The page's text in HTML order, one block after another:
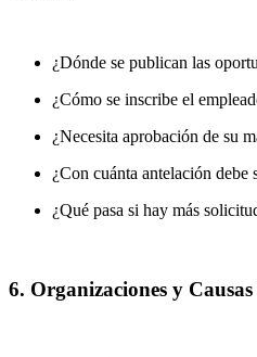
¿Dónde se publican las
¿Cómo se inscribe el
¿Necesita aprobación de su
¿Con cuánta antelación debe
¿Qué pasa si hay más
6. Organizaciones y